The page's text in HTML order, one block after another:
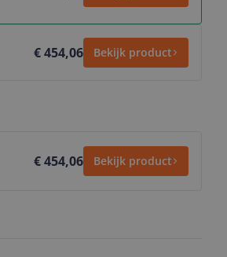
€ 454,06 Bekijk product
€ 454,06 Bekijk product